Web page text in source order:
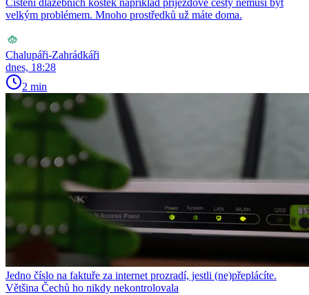
Čištění dlažebních kostek například příjezdové cesty nemusí být
velkým problémem. Mnoho prostředků už máte doma.
Chalupáři-Zahrádkáři
dnes, 18:28
2 min
Jedno číslo na faktuře za internet prozradí, jestli (ne)přeplácíte.
Většina Čechů ho nikdy nekontrolovala